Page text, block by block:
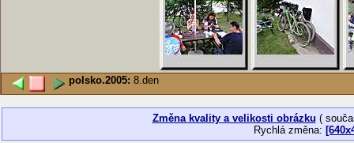
polsko.2005: 8.den
Změna kvality a velikosti obrázku (
Rychlá změna: